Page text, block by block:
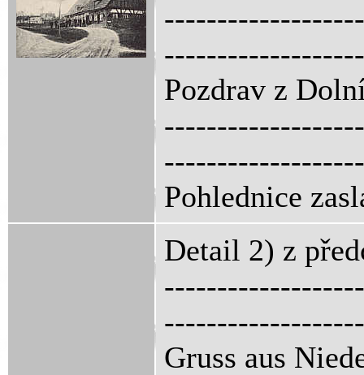
-------------------
Pozdrav z
-------------------
Pohlednice
Detail 2) z
-------------------
Gruss aus